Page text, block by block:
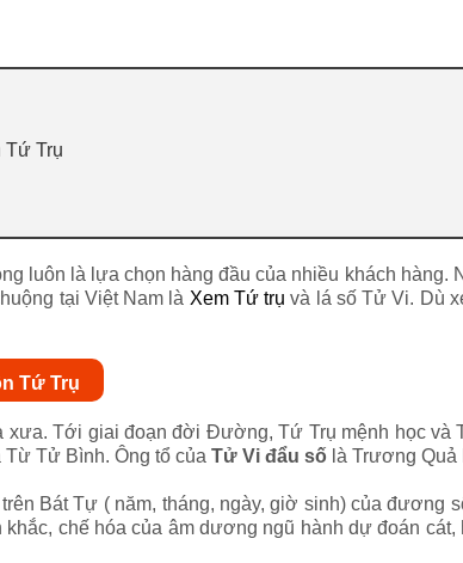
Tứ Trụ
luôn là lựa chọn hàng đầu của nhiều khách hàng.
tại Việt Nam là Xem Tứ trụ và lá số Tử Vi. Dù
Tứ Trụ
xưa. Tới giai đoạn đời Đường, Tứ Trụ mệnh học
Tử Bình. Ông tổ của Tử Vi đẩu số là Trương
Bát Tự ( năm, tháng, ngày, giờ sinh) của đương
chế hóa của âm dương ngũ hành dự đoán